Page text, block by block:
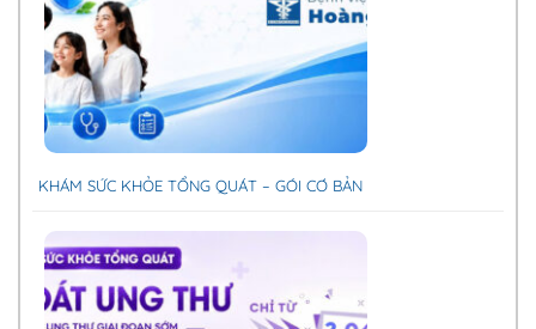
KHÁM SỨC KHỎE TỔNG QUÁT – GÓI CƠ BẢN